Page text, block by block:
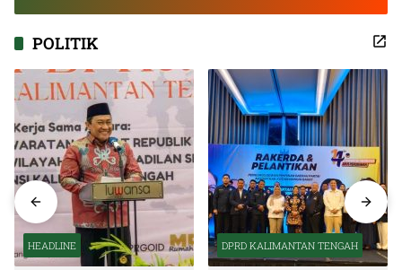
POLITIK
HEADLINE DPRD KALIMANTAN TENGAH